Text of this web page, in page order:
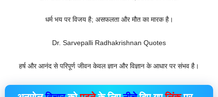
धर्म भय पर विजय है; असफलता और मौत का मारक है।
Dr. Sarvepalli Radhakrishnan Quotes
हर्ष और आनंद से परिपूर्ण जीवन केवल ज्ञान और विज्ञान के आधार पर संभव है।